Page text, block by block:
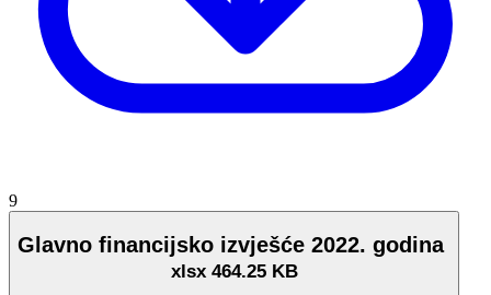
9
Glavno financijsko izvješće 2022. godina
xlsx 464.25 KB